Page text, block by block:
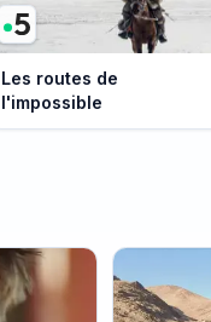
Les routes de
l'impossible